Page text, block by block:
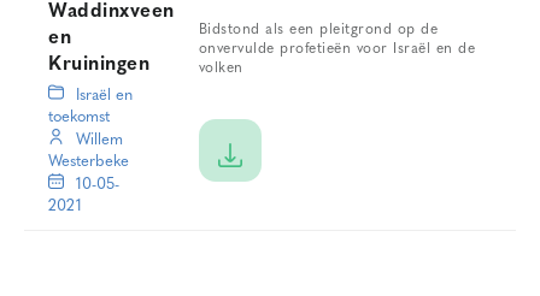
Waddinxveen
en
Kruiningen
Bidstond als een pleitgrond op de
onvervulde profetieën voor Israël en de
volken
Israël en
toekomst
Willem
Westerbeke
10-05-
2021